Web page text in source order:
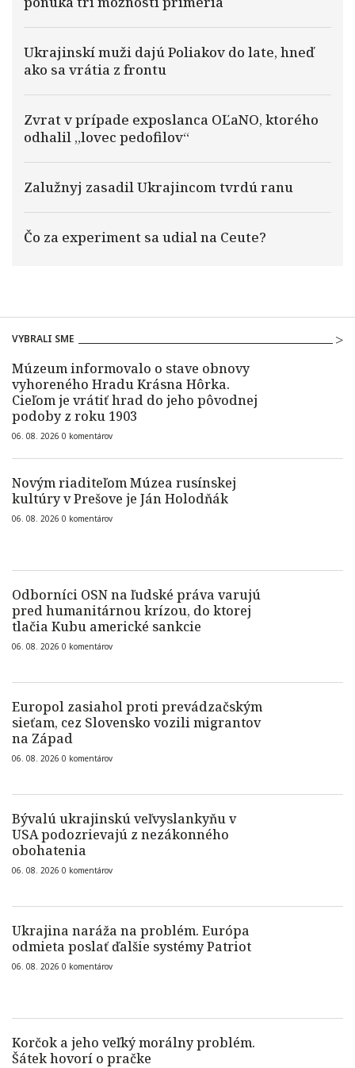
Ukrajinskí muži dajú Poliakov do late, hneď
ako sa vrátia z frontu
Zvrat v prípade exposlanca OĽaNO, ktorého
odhalil „lovec pedofilov“
Zalužnyj zasadil Ukrajincom tvrdú ranu
Čo za experiment sa udial na Ceute?
VYBRALI SME
Múzeum informovalo o stave obnovy
vyhoreného Hradu Krásna Hôrka.
Cieľom je vrátiť hrad do jeho pôvodnej
podoby z roku 1903
06. 08. 2026 0 komentárov
Novým riaditeľom Múzea rusínskej
kultúry v Prešove je Ján Holodňák
06. 08. 2026 0 komentárov
Odborníci OSN na ľudské práva varujú
pred humanitárnou krízou, do ktorej
tlačia Kubu americké sankcie
06. 08. 2026 0 komentárov
Europol zasiahol proti prevádzačským
sieťam, cez Slovensko vozili migrantov
na Západ
06. 08. 2026 0 komentárov
Bývalú ukrajinskú veľvyslankyňu v
USA podozrievajú z nezákonného
obohatenia
06. 08. 2026 0 komentárov
Ukrajina naráža na problém. Európa
odmieta poslať ďalšie systémy Patriot
06. 08. 2026 0 komentárov
Korčok a jeho veľký morálny problém.
Šátek hovorí o pračke